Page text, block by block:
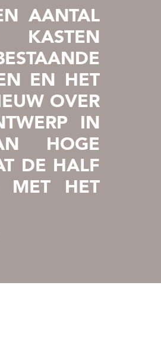
AANTAL
EN HET
OVER
IN
HOGE
DE HALF
MET HET